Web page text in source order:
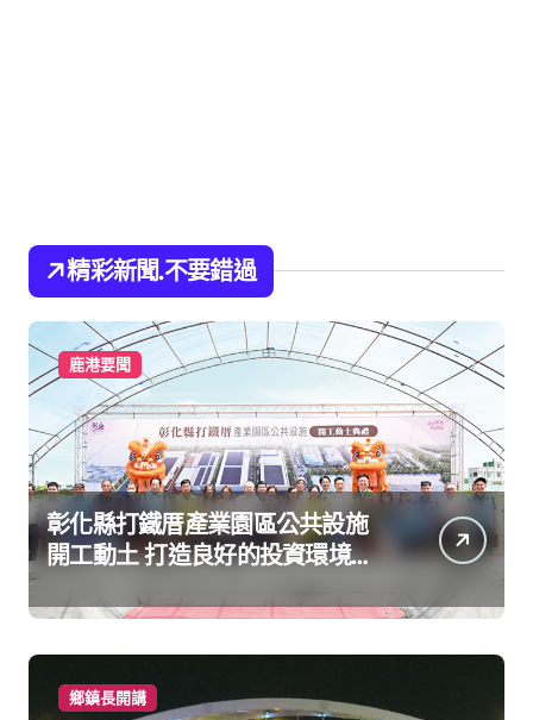
精彩新聞.不要錯過
鹿港要聞
彰化縣打鐵厝產業園區公共設施
開工動土 打造良好的投資環境讓
鄉鎮長開講